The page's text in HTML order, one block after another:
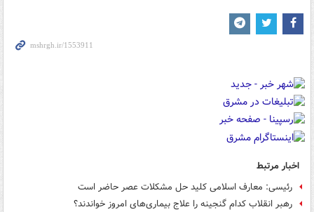
اخبار مرتبط
رئیسی: معارف اسلامی کلید حل مشکلات عصر حاضر است
رهبر انقلاب کدام گنجینه را علاج بیماری‌های امروز خواندند؟